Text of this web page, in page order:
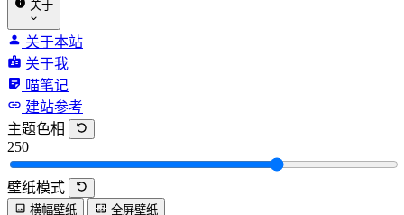
关于
关于本站
关于我
喵笔记
建站参考
主题色相
250
壁纸模式
横幅壁纸
全屏壁纸